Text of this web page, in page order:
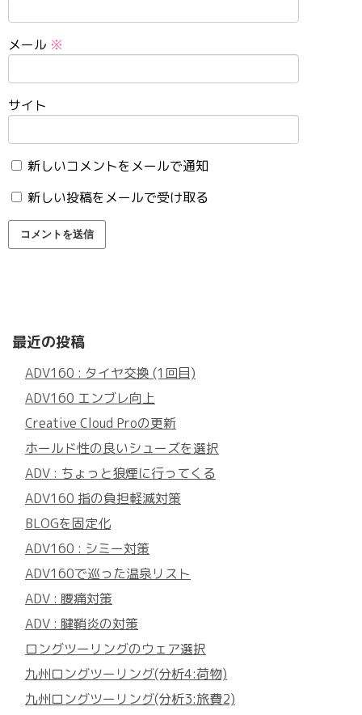
メール ※
サイト
新しいコメントをメールで通知
新しい投稿をメールで受け取る
最近の投稿
ADV160 : タイヤ交換 (1回目)
ADV160 エンブレ向上
Creative Cloud Proの更新
ホールド性の良いシューズを選択
ADV : ちょっと狼煙に行ってくる
ADV160 指の負担軽減対策
BLOGを固定化
ADV160 : シミー対策
ADV160で巡った温泉リスト
ADV : 腰痛対策
ADV : 腱鞘炎の対策
ロングツーリングのウェア選択
九州ロングツーリング(分析4:荷物)
九州ロングツーリング(分析3:旅費2)